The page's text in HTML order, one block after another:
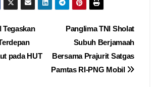
Panglima TNI Sholat
Subuh Berjamaah
Bersama Prajurit Satgas
Pamtas RI-PNG Mobil
Tegaskan
pada HUT